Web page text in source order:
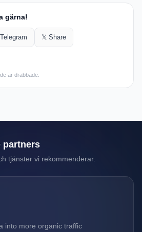
gärna!
𝕏 Share
är drabbade.
partners
tjänster vi rekommenderar.
into more organic traffic